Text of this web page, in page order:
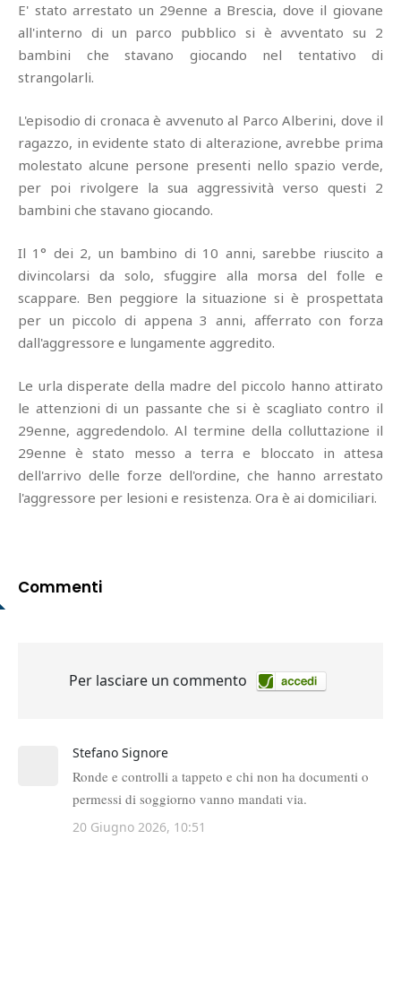
E' stato arrestato un 29enne a Brescia, dove il giovane
all'interno di un parco pubblico si è avventato su 2
bambini che stavano giocando nel tentativo di
strangolarli.
L'episodio di cronaca è avvenuto al Parco Alberini, dove il
ragazzo, in evidente stato di alterazione, avrebbe prima
molestato alcune persone presenti nello spazio verde,
per poi rivolgere la sua aggressività verso questi 2
bambini che stavano giocando.
Il 1° dei 2, un bambino di 10 anni, sarebbe riuscito a
divincolarsi da solo, sfuggire alla morsa del folle e
scappare. Ben peggiore la situazione si è prospettata
per un piccolo di appena 3 anni, afferrato con forza
dall'aggressore e lungamente aggredito.
Le urla disperate della madre del piccolo hanno attirato
le attenzioni di un passante che si è scagliato contro il
29enne, aggredendolo. Al termine della colluttazione il
29enne è stato messo a terra e bloccato in attesa
dell'arrivo delle forze dell'ordine, che hanno arrestato
l'aggressore per lesioni e resistenza. Ora è ai domiciliari.
Commenti